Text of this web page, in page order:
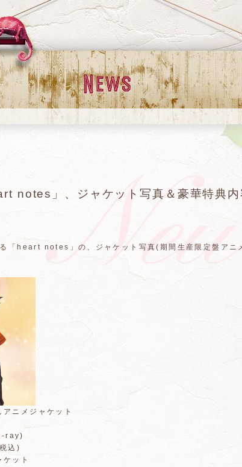
notes」、ジャケット写真＆豪華特典
「heart notes」の、ジャケット写真(期間生産限定盤アニ
ニメジャケット
ray)
込)
ット